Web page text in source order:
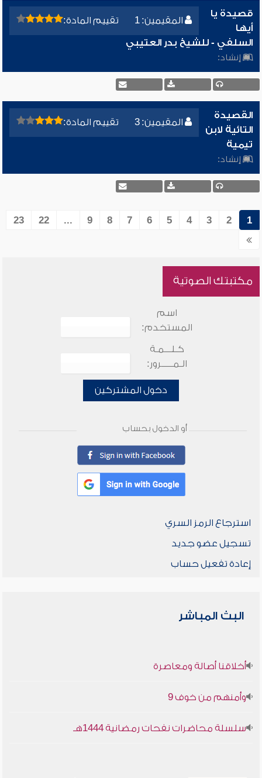
المقيمين: 1 تقييم المادة:
قصيدة يا
أيها
السلفي - للشيخ بدر العتيبي
إنشاد:
المقيمين: 3 تقييم المادة:
القصيدة
التائية لابن
تيمية
إنشاد:
1
2
3
4
5
6
7
8
9
...
22
23
مكتبتك الصوتية
اسم
المستخدم:
كـلـــمـة
الـمـــــرور:
دخول المشتركين
أو الدخول بحساب
استرجاع الرمز السري
تسجيل عضو جديد
إعادة تفعيل حساب
البث المباشر
أخلاقنا أصالة ومعاصرة
وأمنهم من خوف 9
سلسلة محاضرات نفحات رمضانية 1444هـ